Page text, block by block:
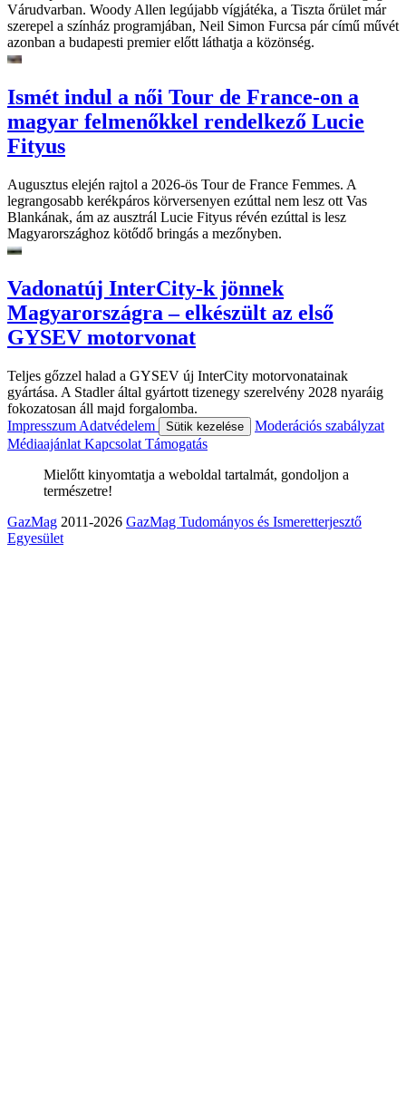
Várudvarban. Woody Allen legújabb vígjátéka, a Tiszta őrület már
szerepel a színház programjában, Neil Simon Furcsa pár című művét
azonban a budapesti premier előtt láthatja a közönség.
Ismét indul a női Tour de France-on a
magyar felmenőkkel rendelkező Lucie
Fityus
Augusztus elején rajtol a 2026-ös Tour de France Femmes. A
legrangosabb kerékpáros körversenyen ezúttal nem lesz ott Vas
Blankának, ám az ausztrál Lucie Fityus révén ezúttal is lesz
Magyarországhoz kötődő bringás a mezőnyben.
Vadonatúj InterCity-k jönnek
Magyarországra – elkészült az első
GYSEV motorvonat
Teljes gőzzel halad a GYSEV új InterCity motorvonatainak
gyártása. A Stadler által gyártott tizenegy szerelvény 2028 nyaráig
fokozatosan áll majd forgalomba.
Impresszum Adatvédelem Sütik kezelése
Moderációs szabályzat
Médiaajánlat Kapcsolat Támogatás
Mielőtt kinyomtatja a weboldal tartalmát, gondoljon a
természetre!
GazMag 2011-2026 GazMag Tudományos és Ismeretterjesztő
Egyesület